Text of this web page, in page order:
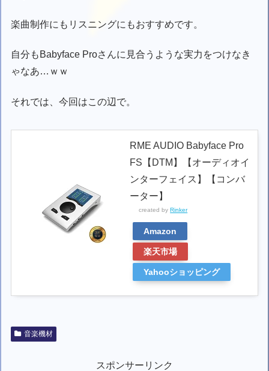
楽曲制作にもリスニングにもおすすめです。
自分もBabyface Proさんに見合うような実力をつけなき
ゃなあ…ｗｗ
それでは、今回はこの辺で。
RME AUDIO Babyface Pro
FS【DTM】【オーディオイ
ンターフェイス】【コンバ
ーター】
created byRinker
Amazon
楽天市場
Yahooショッピング
音楽機材
スポンサーリンク